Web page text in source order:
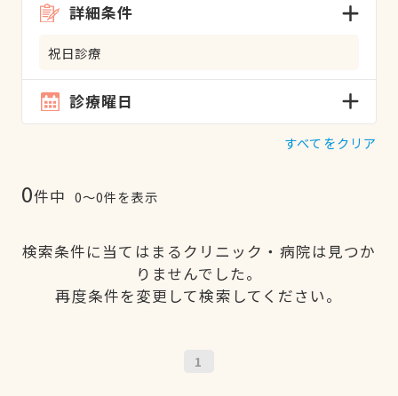
詳細条件
祝日診療
診療曜日
すべてをクリア
0件中 0〜0件を表示
検索条件に当てはまるクリニック・病院は見つか
りませんでした。
再度条件を変更して検索してください。
1